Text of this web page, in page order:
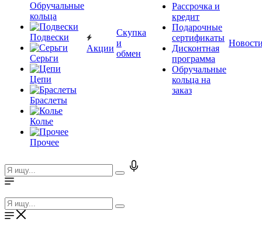
Обручальные
кольца
Подвески
Серьги
Цепи
Браслеты
Колье
Прочее
Акции
Скупка
и
обмен
Рассрочка и
кредит
Подарочные
сертификаты
Дисконтная
программа
Обручальные
кольца на
заказ